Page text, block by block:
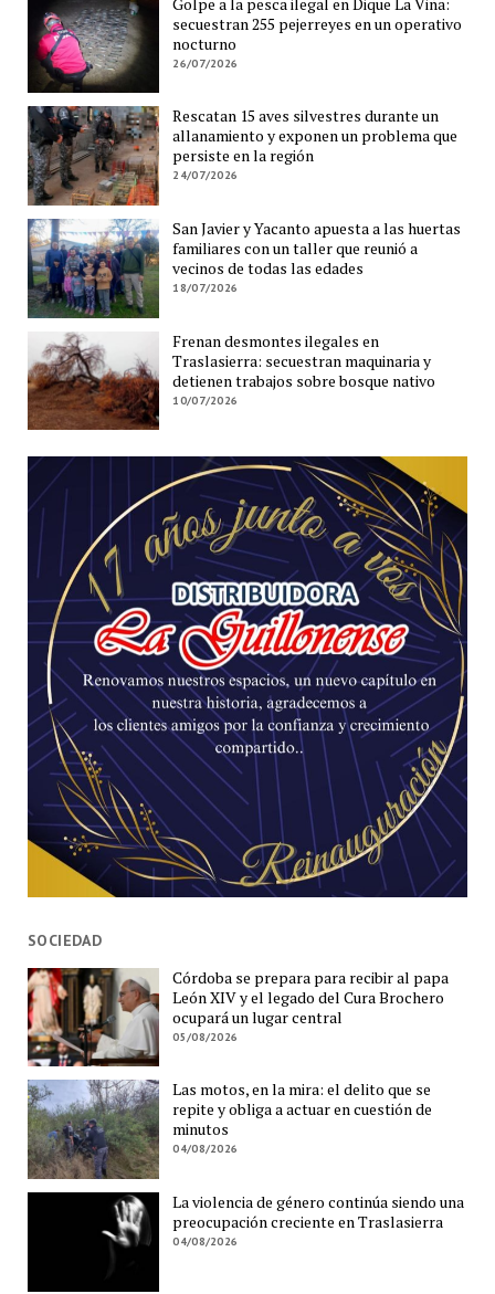
secuestran 255 pejerreyes en un operativo
nocturno
26/07/2026
Rescatan 15 aves silvestres durante un
allanamiento y exponen un problema que
persiste en la región
24/07/2026
San Javier y Yacanto apuesta a las huertas
familiares con un taller que reunió a
vecinos de todas las edades
18/07/2026
Frenan desmontes ilegales en
Traslasierra: secuestran maquinaria y
detienen trabajos sobre bosque nativo
10/07/2026
SOCIEDAD
Córdoba se prepara para recibir al papa
León XIV y el legado del Cura Brochero
ocupará un lugar central
05/08/2026
Las motos, en la mira: el delito que se
repite y obliga a actuar en cuestión de
minutos
04/08/2026
La violencia de género continúa siendo una
preocupación creciente en Traslasierra
04/08/2026